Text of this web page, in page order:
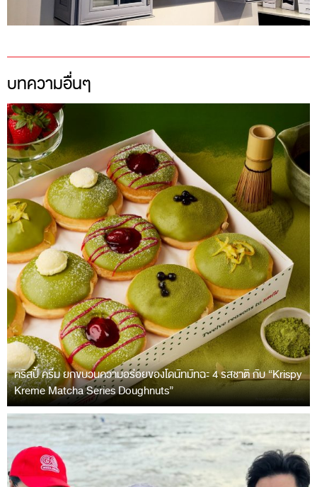
บทความอื่นๆ
คริสปี้ ครีม ยกขบวนความอร่อยของโดนัทมัทฉะ 4 รสชาติ กับ “Krispy
Kreme Matcha Series Doughnuts”